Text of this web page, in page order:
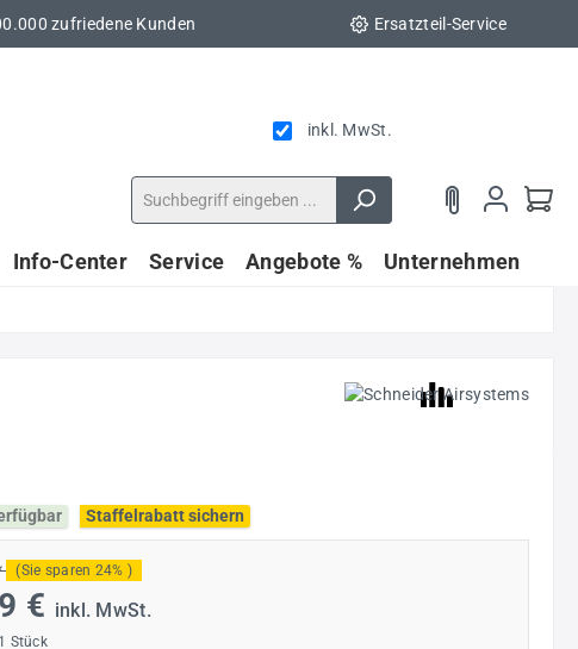
zufriedene Kunden Ersatzteil-Service
inkl. MwSt.
Info-Center Service Angebote % Unternehmen
Staffelrabatt sichern
(Sie sparen 24% )
€ inkl. MwSt.
1 Stück